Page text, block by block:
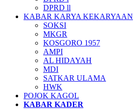
DPRD ll
KABAR KARYA KEKARYAAN
SOKSI
MKGR
KOSGORO 1957
AMPI
AL HIDAYAH
MDI
SATKAR ULAMA
HWK
POJOK KAGOL
KABAR KADER